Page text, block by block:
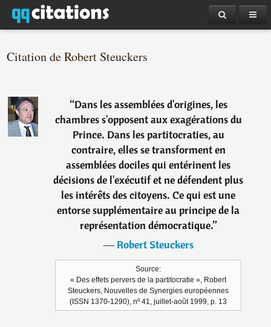
Citation de Robert Steuckers
“Dans les assemblées d'origines, les
chambres s'opposent aux exagérations du
Prince. Dans les partitocraties, au
contraire, elles se transforment en
assemblées dociles qui entérinent les
décisions de l'exécutif et ne défendent plus
les intérêts des citoyens. Ce qui est une
entorse supplémentaire au principe de la
représentation démocratique.”
―Robert Steuckers
Source:
« Des effets pervers de la partitocratie », Robert
Steuckers, Nouvelles de Synergies européennes
(ISSN 1370-1290), nº 41, juillet-août 1999, p. 13